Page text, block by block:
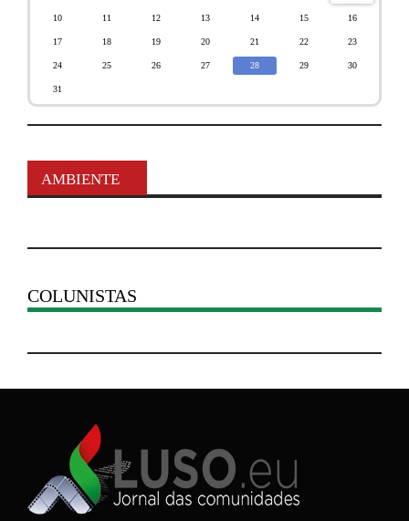
10 11 12 13 14 15 16
17 18 19 20 21 22 23
24 25 26 27 28 29 30
31
AMBIENTE
COLUNISTAS